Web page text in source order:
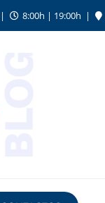
8:00h | 19:00h